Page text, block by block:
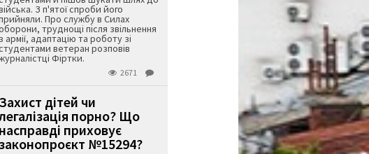
З п'ятої спроби його
Про службу в Силах
труднощі після звільнення
з армії, адаптацію та роботу зі
ветеран розповів
Фіртки.
2671
Захист дітей чи
порно? Що
насправді приховує
законопроєкт №15294?